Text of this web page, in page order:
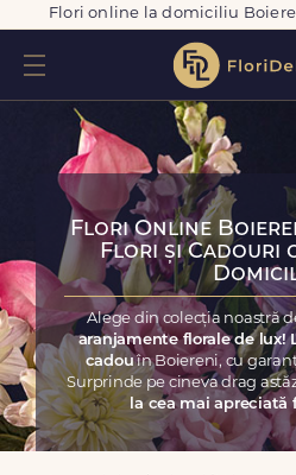
Flori online la domiciliu
Flori Online
Flori și Cadouri
Alege din colecția noastră
aranjamente florale de lux!
cadouîn Boiereni, cu
Surprinde pe cineva drag
la cea mai apreciată